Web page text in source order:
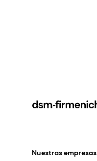
Nuestras empresas